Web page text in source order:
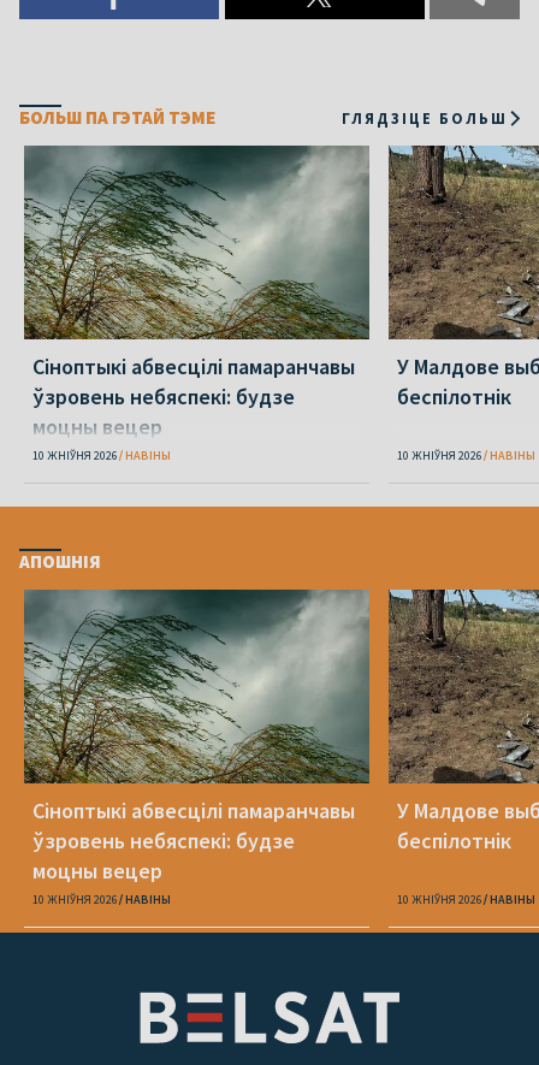
БОЛЬШ ПА ГЭТАЙ ТЭМЕ ГЛЯДЗІЦЕ БОЛЬШ
Сіноптыкі абвесцілі памаранчавы
ўзровень небяспекі: будзе
моцны вецер
10 ЖНІЎНЯ 2026 НАВІНЫ
У Малдове
беспілотнік
10 ЖНІЎНЯ 2026 НАВІНЫ
АПОШНІЯ
Сіноптыкі абвесцілі памаранчавы
ўзровень небяспекі: будзе
моцны вецер
10 ЖНІЎНЯ 2026 НАВІНЫ
У Малдове
беспілотнік
10 ЖНІЎНЯ 2026 НАВІНЫ